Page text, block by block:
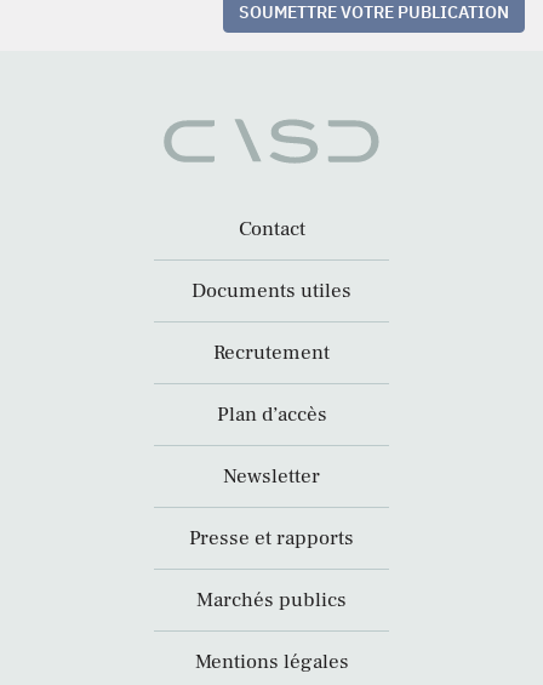
SOUMETTRE VOTRE PUBLICATION
Contact
Documents utiles
Recrutement
Plan d’accès
Newsletter
Presse et rapports
Marchés publics
Mentions légales